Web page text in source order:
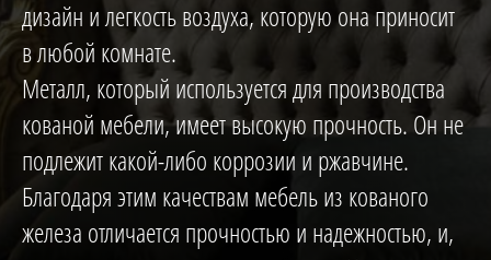
дизайн и легкость воздуха, которую она приносит
в любой комнате.
Металл, который используется для производства
кованой мебели, имеет высокую прочность. Он не
подлежит какой-либо коррозии и ржавчине.
Благодаря этим качествам мебель из кованого
железа отличается прочностью и надежностью, и,